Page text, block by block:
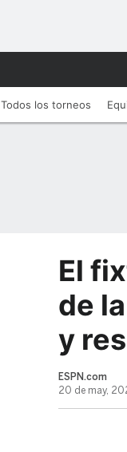
Todos los torneos
El
de
y
ESPN.com
20 de may,